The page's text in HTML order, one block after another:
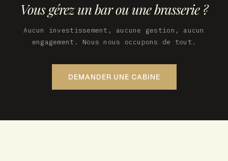
Vous gérez un bar ou une brasserie ?
Aucun investissement, aucune gestion, aucun
engagement. Nous nous occupons de tout.
DEMANDER UNE CABINE